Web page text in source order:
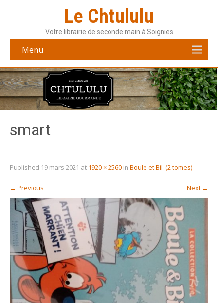
Le Chtululu
Votre librairie de seconde main à Soignies
Menu
smart
Published 19 mars 2021 at 1920 × 2560 in Boule et Bill (2 tomes)
← Previous Next →